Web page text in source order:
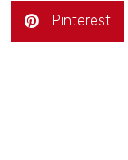
Pinterest